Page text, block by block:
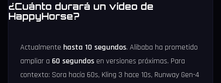
¿Cuánto durará un vídeo de
HappyHorse?
Actualmente hasta 10 segundos. Alibaba ha prometido
ampliar a 60 segundos en versiones próximas. Para
contexto: Sora hacía 60s, Kling 3 hace 10s, Runway Gen-4